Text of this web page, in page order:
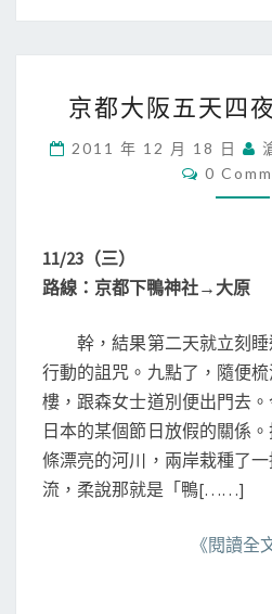
都
阪
五
天
行
─
1
1
/
2
3
京都大阪五天四
2011 年 12 月 18 日
C
O
0
11/23（三）
路線：京都下鴨神社→大原
幹，結果第二天就立刻睡
行動的詛咒。九點了，隨便
樓，跟森女士道別便出門去
日本的某個節日放假的關係
條漂亮的河川，兩岸栽種了
流，柔說那就是「鴨[……]
《閱讀全